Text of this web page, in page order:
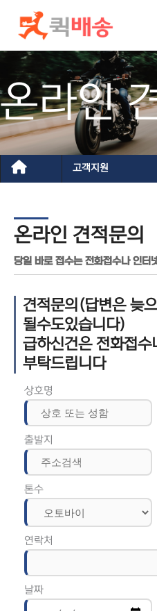
건너뛰기
온라인
고객지원
온라인 견적문의
당일 바로 접수는 전화접수나 인터
견적문의(답변은 늦
될수도있습니다)
급하신건은 전화접
부탁드립니다
상호명
출발지
톤수
연락처
날짜